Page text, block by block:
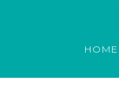
HOME